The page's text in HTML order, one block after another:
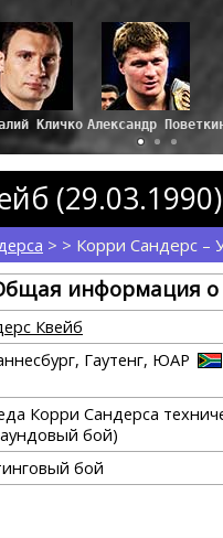
Кличко Александр
(29.03.1990)
> > Корри Сандерс –
информация о
Квейб
Гаутенг, ЮАР
Корри Сандерса
бой)
бой